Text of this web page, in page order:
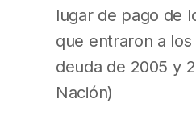
lugar de pago de
que entraron a los
deuda de 2005 y
Nación)